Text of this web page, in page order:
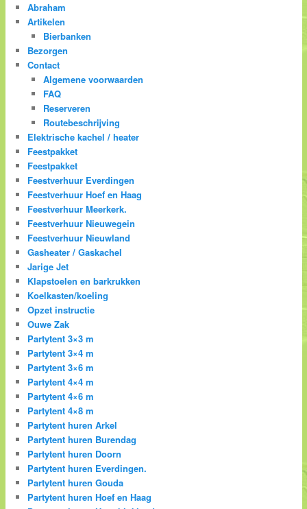
Abraham
Artikelen
Bierbanken
Bezorgen
Contact
Algemene voorwaarden
FAQ
Reserveren
Routebeschrijving
Elektrische kachel / heater
Feestpakket
Feestpakket
Feestverhuur Everdingen
Feestverhuur Hoef en Haag
Feestverhuur Meerkerk.
Feestverhuur Nieuwegein
Feestverhuur Nieuwland
Gasheater / Gaskachel
Jarige Jet
Klapstoelen en barkrukken
Koelkasten/koeling
Opzet instructie
Ouwe Zak
Partytent 3×3 m
Partytent 3×4 m
Partytent 3×6 m
Partytent 4×4 m
Partytent 4×6 m
Partytent 4×8 m
Partytent huren Arkel
Partytent huren Burendag
Partytent huren Doorn
Partytent huren Everdingen.
Partytent huren Gouda
Partytent huren Hoef en Haag